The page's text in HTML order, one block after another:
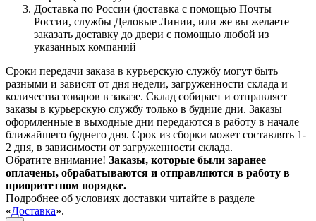
Доставка по России (доставка с помощью Почты
России, службы Деловые Линии, или же вы желаете
заказать доставку до двери с помощью любой из
указанных компаний
Сроки передачи заказа в курьерскую службу могут быть
разными и зависят от дня недели, загруженности склада и
количества товаров в заказе. Склад собирает и отправляет
заказы в курьерскую службу только в будние дни. Заказы
оформленные в выходные дни передаются в работу в начале
ближайшего буднего дня. Срок из сборки может составлять 1-
2 дня, в зависимости от загруженности склада.
Обратите внимание! Заказы, которые были заранее
оплачены, обрабатываются и отправляются в работу в
приоритетном порядке.
Подробнее об условиях доставки читайте в разделе
«Доставка».